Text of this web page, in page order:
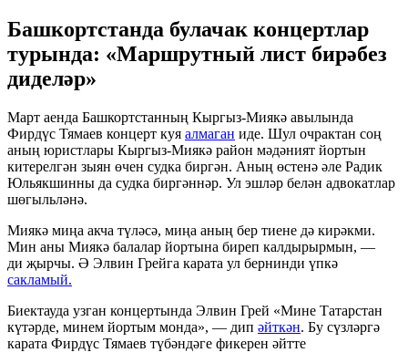
Башкортстанда булачак концертлар
турында: «Маршрутный лист бирәбез
диделәр»
Март аенда Башкортстанның Кыргыз-Миякә авылында
Фирдүс Тямаев концерт куя алмаган иде. Шул очрактан соң
аның юристлары Кыргыз-Миякә район мәдәният йортын
китерелгән зыян өчен судка биргән. Аның өстенә әле Радик
Юльякшинны да судка биргәннәр. Ул эшләр белән адвокатлар
шөгыльләнә.
Миякә миңа акча түләсә, миңа аның бер тиене дә кирәкми.
Мин аны Миякә балалар йортына биреп калдырырмын, —
ди җырчы. Ә Элвин Грейга карата ул бернинди үпкә
сакламый.
Биектауда узган концертында Элвин Грей «Мине Татарстан
күтәрде, минем йортым монда», — дип әйткән. Бу сүзләргә
карата Фирдүс Тямаев түбәндәге фикерен әйтте